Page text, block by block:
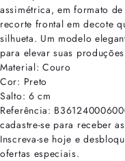
assimétrica, em formato
recorte frontal em decote
silhueta. Um modelo
para elevar suas
Material: Couro
Cor: Preto
Salto: 6 cm
Referência:
cadastre-se para receber
Inscreva-se hoje e
ofertas especiais.